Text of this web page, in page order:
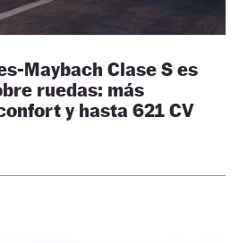
Maybach Clase S es
ruedas: más
y hasta 621 CV